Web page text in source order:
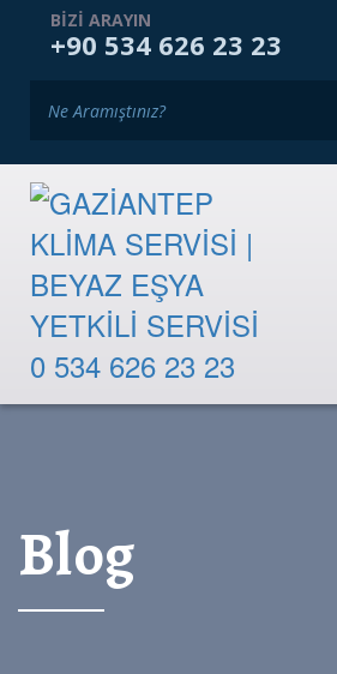
ANASAYFA
RANDEVU TALEBI
BIZI ARAYIN
+90 534 626 23 23
Blog